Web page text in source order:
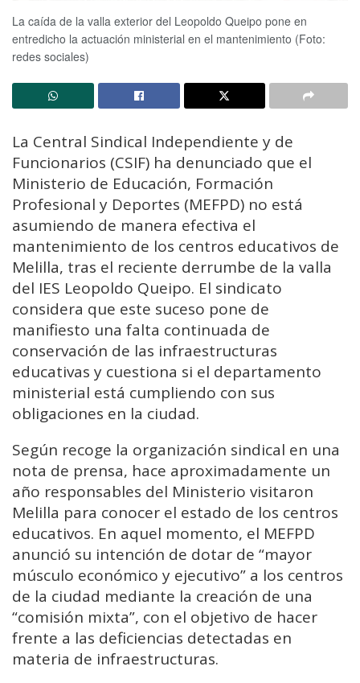
La caída de la valla exterior del Leopoldo Queipo pone en
entredicho la actuación ministerial en el mantenimiento (Foto:
redes sociales)
La Central Sindical Independiente y de
Funcionarios (CSIF) ha denunciado que el
Ministerio de Educación, Formación
Profesional y Deportes (MEFPD) no está
asumiendo de manera efectiva el
mantenimiento de los centros educativos de
Melilla, tras el reciente derrumbe de la valla
del IES Leopoldo Queipo. El sindicato
considera que este suceso pone de
manifiesto una falta continuada de
conservación de las infraestructuras
educativas y cuestiona si el departamento
ministerial está cumpliendo con sus
obligaciones en la ciudad.
Según recoge la organización sindical en una
nota de prensa, hace aproximadamente un
año responsables del Ministerio visitaron
Melilla para conocer el estado de los centros
educativos. En aquel momento, el MEFPD
anunció su intención de dotar de “mayor
músculo económico y ejecutivo” a los centros
de la ciudad mediante la creación de una
“comisión mixta”, con el objetivo de hacer
frente a las deficiencias detectadas en
materia de infraestructuras.